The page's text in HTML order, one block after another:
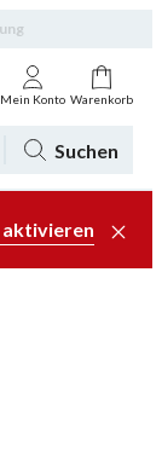
Mein Konto Warenkorb
Suchen
aktivieren